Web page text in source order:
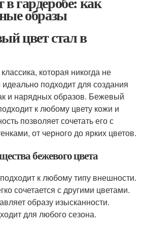
образы
цвет стал в
которая никогда не
подходит для создания
и нарядных образов. Бежевый
к любому цвету кожи и
позволяет сочетать его с
от черного до ярких цветов.
бежевого цвета
к любому типу внешности.
сочетается с другими цветами.
образу изысканности.
для любого сезона.